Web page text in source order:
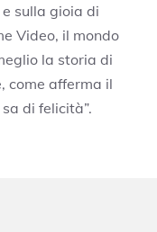
sulla gioia di
Video, il mondo
la storia di
come afferma il
di felicità”.